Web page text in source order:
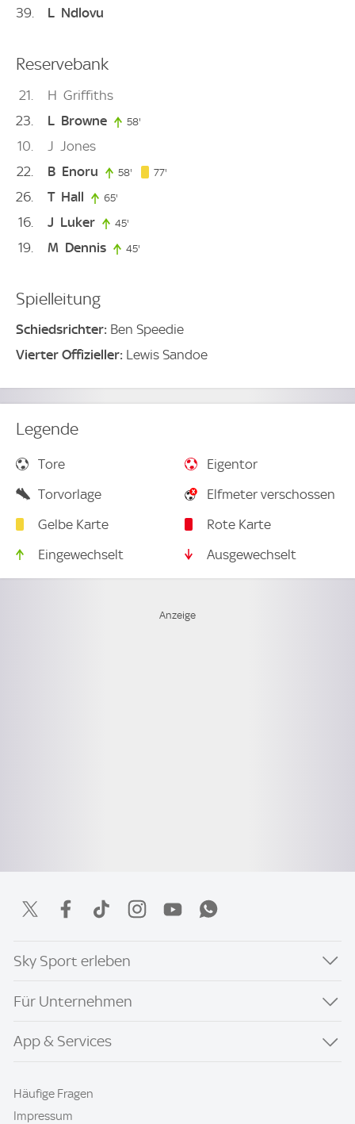
39
L Ndlovu
Reservebank
21 H Griffiths
23
L Browne 58'
10 J
Jones
22
B Enoru 58' 58. minute
77'
26 T Hall 65'
16 J Luker 45'
19 M Dennis 45'
Spielleitung
Schiedsrichter: Ben Speedie
Vierter Offizieller: Lewis Sandoe
Legende
Tore
Eigentor
Torvorlage
Elfmeter verschossen
Gelbe Karte
Rote Karte
Eingewechselt
Ausgewechselt
Sky Sport erleben
Für Unternehmen
App & Services
Häufige Fragen
Impressum